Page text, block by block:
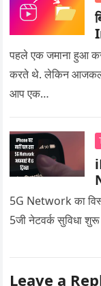
पहले एक जमाना हुआ
करते थे. लेकिन
आप एक…
5G Network का
5जी नेटवर्क सुविधा
Leave a